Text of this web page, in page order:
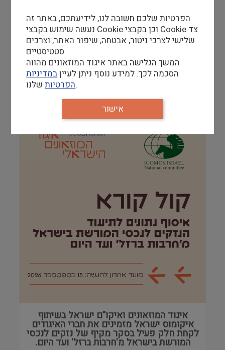
10/08/26
-
10/08/26
אירועים נוספים
קולות קוראים
איגוד המוזאונים ואיקו"ם ישראל בשיתוף
איקומוס ישראל מזמינים את חברי האיגודים
לקחת חלק פעיל בסקר מקיף של נזקים לנכסי
המורשת בישראל מ'חרבות ברזל' ועד היום.
הפרטיות שלכם חשובה לנו, לידיעתכם, באתר זה
נעשה שימוש בקבצי Cookie וכן בקבצי Cookie צד
שלישי לצרכי ניטור, אבטחה, שיפור האתר, וצרכים
סטטיסטיים.
המשך הגלישה באתר איגוד המוזאונים מהווה
הסכמה לכך. למידע נוסף ניתן לעייןבמדיניות
הפרטיותשלנו.
אישור